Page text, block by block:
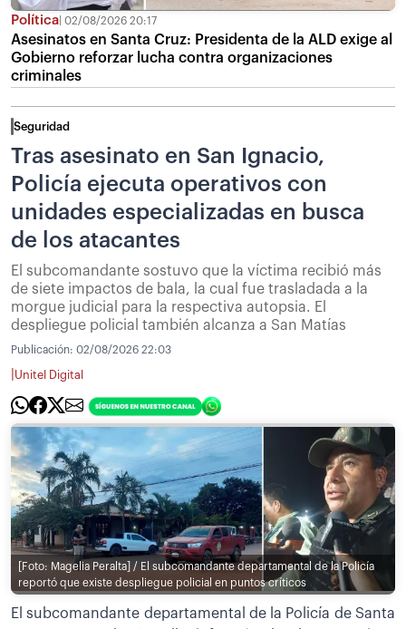
Política 02/08/2026 20:17
Asesinatos en Santa Cruz: Presidenta de la ALD exige al
Gobierno reforzar lucha contra organizaciones
criminales
Seguridad
Tras asesinato en San Ignacio,
Policía ejecuta operativos con
unidades especializadas en busca
de los atacantes
El subcomandante sostuvo que la víctima recibió más
de siete impactos de bala, la cual fue trasladada a la
morgue judicial para la respectiva autopsia. El
despliegue policial también alcanza a San Matías
Publicación: 02/08/2026 22:03
Unitel Digital
[Foto: Magelia Peralta] / El subcomandante departamental de la Policía
reportó que existe despliegue policial en puntos críticos
El subcomandante departamental de la Policía de Santa